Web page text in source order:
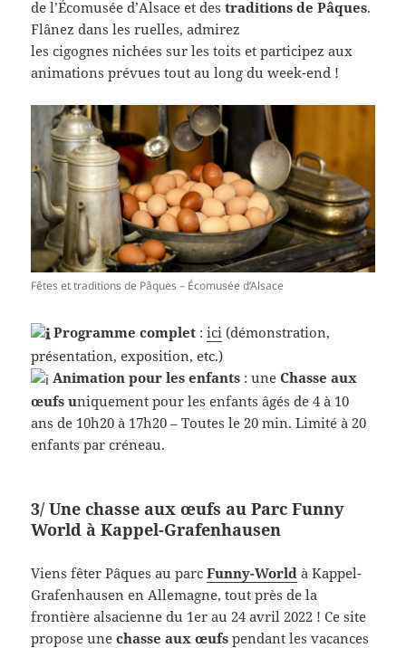
de l’Écomusée d’Alsace et des traditions de Pâques.
Flânez dans les ruelles, admirez
les cigognes nichées sur les toits et participez aux
animations prévues tout au long du week-end !
Fêtes et traditions de Pâques – Écomusée d’Alsace
Programme complet :ici (démonstration,
présentation, exposition, etc.)
Animation pour les enfants : uneChasse aux
œufs uniquement pour les enfants âgés de 4 à 10
ans de 10h20 à 17h20 – Toutes le 20 min. Limité à 20
enfants par créneau.
3/ Unechasse aux œufs au Parc Funny
World à Kappel-Grafenhausen
Viens fêter Pâques au parcFunny-World à Kappel-
Grafenhausen en Allemagne, tout près de la
frontière alsacienne du 1er au 24 avril 2022 ! Ce site
propose unechasse aux œufs pendant les vacances